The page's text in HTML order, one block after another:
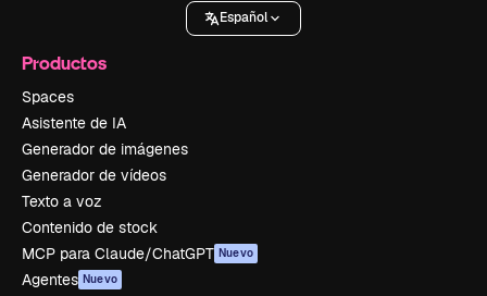
Español
Productos
Spaces
Asistente de IA
Generador de imágenes
Generador de vídeos
Texto a voz
Contenido de stock
MCP para Claude/ChatGPT Nuevo
Agentes Nuevo